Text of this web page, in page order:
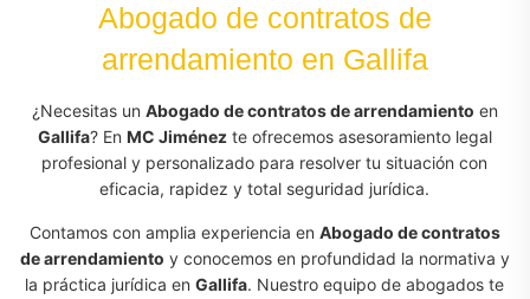
Abogado de contratos de
arrendamiento en Gallifa
¿Necesitas un Abogado de contratos de arrendamiento en
Gallifa? En MC Jiménezte ofrecemos asesoramiento legal
profesional y personalizado para resolver tu situación con
eficacia, rapidez y total seguridad jurídica.
Contamos con amplia experiencia en Abogado de contratos
de arrendamiento y conocemos en profundidad la normativa y
la práctica jurídica enGallifa. Nuestro equipo de abogados te